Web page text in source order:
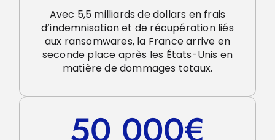
Avec 5,5 milliards de dollars en frais
d’indemnisation et de récupération liés
aux ransomwares, la France arrive en
seconde place après les États-Unis en
matière de dommages totaux.
50 000€